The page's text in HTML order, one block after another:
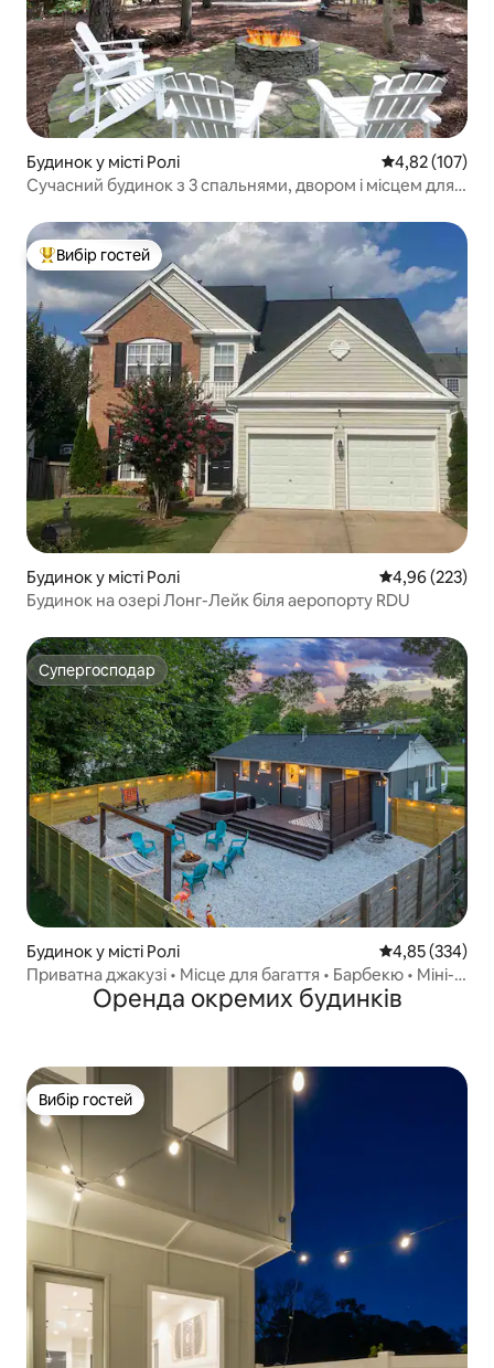
Будинок у місті Ролі Середня
4,82 (107)
Сучасний будинок з 3 спальнями, двором і місцем для
Топ вибір гостей
Вибір гостей
Будинок у місті Ролі Середня
4,96 (223)
Будинок на озері Лонг-Лейк біля аеропорту RDU
Супергосподар
Супергосподар
Будинок у місті Ролі Середня
4,85 (334)
Приватна джакузі • Місце для багаття • Барбекю • Міні-
Оренда окремих будинків
Вибір гостей
Вибір гостей